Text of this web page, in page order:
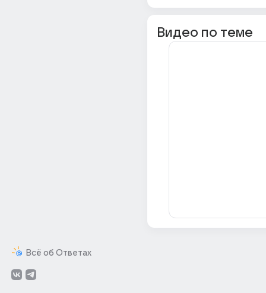
Всё об Ответах
Видео по теме